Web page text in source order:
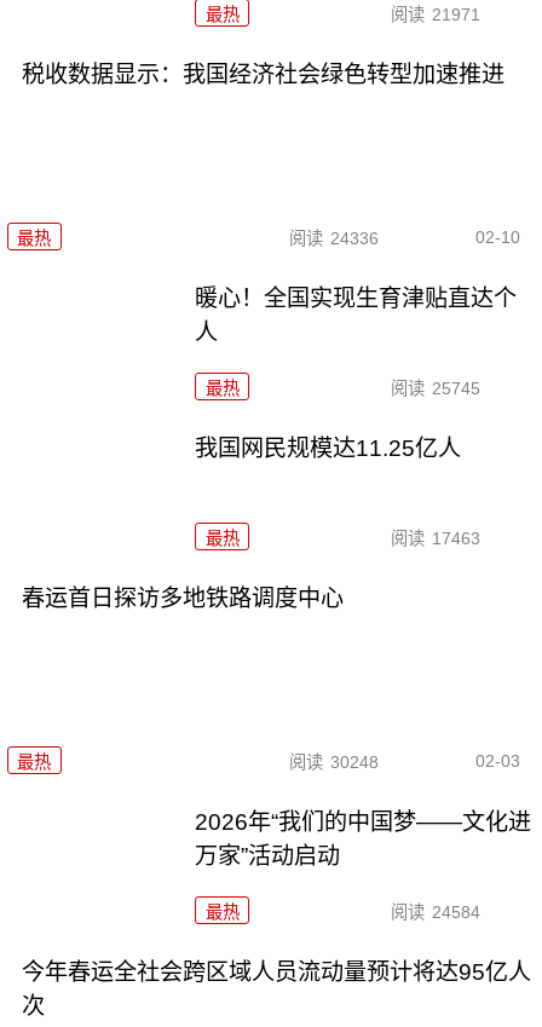
最热 阅读 21971
税收数据显示：我国经济社会绿色转型加速推进
最热 阅读 24336 02-10
暖心！全国实现生育津贴直达个
人
最热 阅读 25745
我国网民规模达11.25亿人
最热 阅读 17463
春运首日探访多地铁路调度中心
最热 阅读 30248 02-03
2026年“我们的中国梦——文化进
万家”活动启动
最热 阅读 24584
今年春运全社会跨区域人员流动量预计将达95亿人
次